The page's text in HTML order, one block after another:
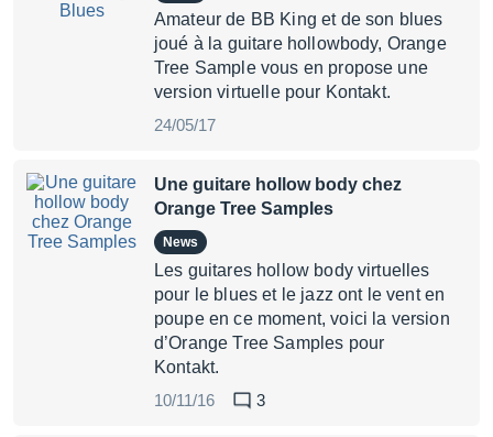
Amateur de BB King et de son blues
joué à la guitare hollowbody, Orange
Tree Sample vous en propose une
version virtuelle pour Kontakt.
24/05/17
Une guitare hollow body chez
Orange Tree Samples
News
Les guitares hollow body virtuelles
pour le blues et le jazz ont le vent en
poupe en ce moment, voici la version
d’Orange Tree Samples pour
Kontakt.
10/11/16
3